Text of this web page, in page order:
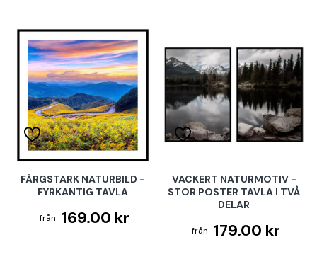
FÄRGSTARK NATURBILD -
FYRKANTIG TAVLA
169.00 kr
VACKERT NATURMOTIV -
STOR POSTER TAVLA I TVÅ
DELAR
179.00 kr